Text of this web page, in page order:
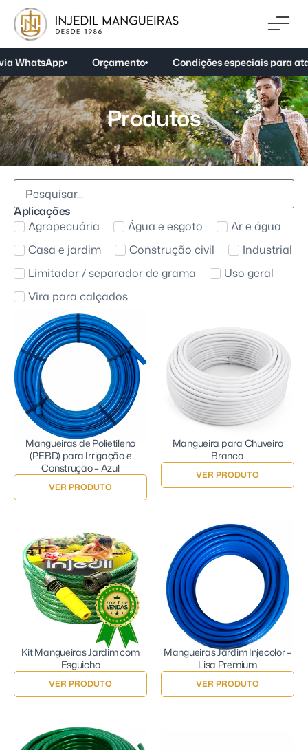
Orçamento Condições especiais para
Produtos
Aplicações
Agropecuária
Água e esgoto
Ar e água
Casa e jardim
Construção civil
Industrial
Limitador / separador de grama
Uso geral
Vira para calçados
Mangueiras de Polietileno
(PEBD) para Irrigação e
Construção – Azul
VER PRODUTO
Mangueira para Chuveiro
Branca
VER PRODUTO
Kit Mangueiras Jardim com
Esguicho
VER PRODUTO
Mangueiras Jardim Injecolor –
Lisa Premium
VER PRODUTO